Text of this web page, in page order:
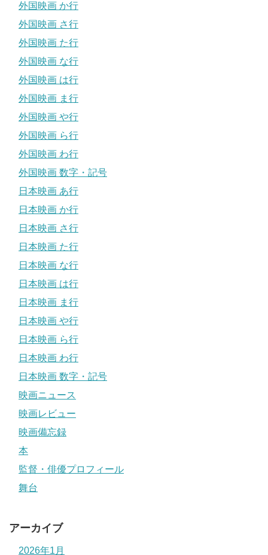
外国映画 か行
外国映画 さ行
外国映画 た行
外国映画 な行
外国映画 は行
外国映画 ま行
外国映画 や行
外国映画 ら行
外国映画 わ行
外国映画 数字・記号
日本映画 あ行
日本映画 か行
日本映画 さ行
日本映画 た行
日本映画 な行
日本映画 は行
日本映画 ま行
日本映画 や行
日本映画 ら行
日本映画 わ行
日本映画 数字・記号
映画ニュース
映画レビュー
映画備忘録
本
監督・俳優プロフィール
舞台
アーカイブ
2026年1月